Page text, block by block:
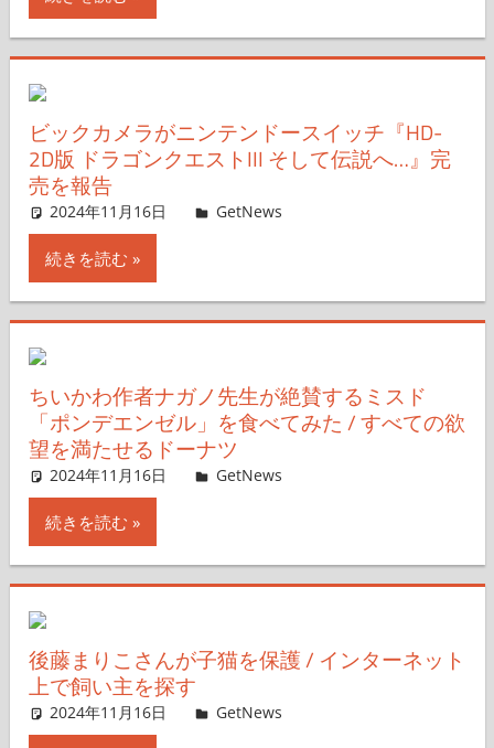
ビックカメラがニンテンドースイッチ『HD-
2D版 ドラゴンクエストIII そして伝説へ…』完
売を報告
2024年11月16日 GetNews
続きを読む
ちいかわ作者ナガノ先生が絶賛するミスド
「ポンデエンゼル」を食べてみた / すべての欲
望を満たせるドーナツ
2024年11月16日 GetNews
続きを読む
後藤まりこさんが子猫を保護 / インターネット
上で飼い主を探す
2024年11月16日 GetNews